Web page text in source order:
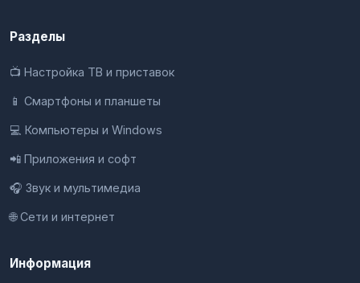
Разделы
📺 Настройка ТВ и приставок
📱 Смартфоны и планшеты
💻 Компьютеры и Windows
📲 Приложения и софт
🎧 Звук и мультимедиа
🌐 Сети и интернет
Информация